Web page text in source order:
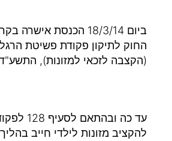
ביום 18/3/14 הכנסת
(הקצבה לזכאי למזונות), התשע"ד-
עד כה
להקציב מזונות לילדי חייב